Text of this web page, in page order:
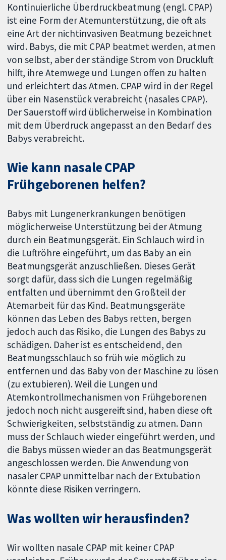
Kontinuierliche Überdruckbeatmung (engl. CPAP)
ist eine Form der Atemunterstützung, die oft als
eine Art der nichtinvasiven Beatmung bezeichnet
wird. Babys, die mit CPAP beatmet werden, atmen
von selbst, aber der ständige Strom von Druckluft
hilft, ihre Atemwege und Lungen offen zu halten
und erleichtert das Atmen. CPAP wird in der Regel
über ein Nasenstück verabreicht (nasales CPAP).
Der Sauerstoff wird üblicherweise in Kombination
mit dem Überdruck angepasst an den Bedarf des
Babys verabreicht.
Wie kann nasale CPAP
Frühgeborenen helfen?
Babys mit Lungenerkrankungen benötigen
möglicherweise Unterstützung bei der Atmung
durch ein Beatmungsgerät. Ein Schlauch wird in
die Luftröhre eingeführt, um das Baby an ein
Beatmungsgerät anzuschließen. Dieses Gerät
sorgt dafür, dass sich die Lungen regelmäßig
entfalten und übernimmt den Großteil der
Atemarbeit für das Kind. Beatmungsgeräte
können das Leben des Babys retten, bergen
jedoch auch das Risiko, die Lungen des Babys zu
schädigen. Daher ist es entscheidend, den
Beatmungsschlauch so früh wie möglich zu
entfernen und das Baby von der Maschine zu lösen
(zu extubieren). Weil die Lungen und
Atemkontrollmechanismen von Frühgeborenen
jedoch noch nicht ausgereift sind, haben diese oft
Schwierigkeiten, selbstständig zu atmen. Dann
muss der Schlauch wieder eingeführt werden, und
die Babys müssen wieder an das Beatmungsgerät
angeschlossen werden. Die Anwendung von
nasaler CPAP unmittelbar nach der Extubation
könnte diese Risiken verringern.
Was wollten wir herausfinden?
Wir wollten nasale CPAP mit keiner CPAP